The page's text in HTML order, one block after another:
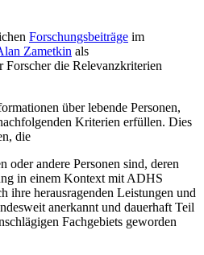
Forschungsbeiträge im
Zametkin als
Forscher die Relevanzkriterien
über lebende Personen,
Kriterien erfüllen. Dies
die
oder andere Personen sind, deren
in einem Kontext mit ADHS
ihre herausragenden Leistungen und
anerkannt und dauerhaft Teil
Fachgebiets geworden